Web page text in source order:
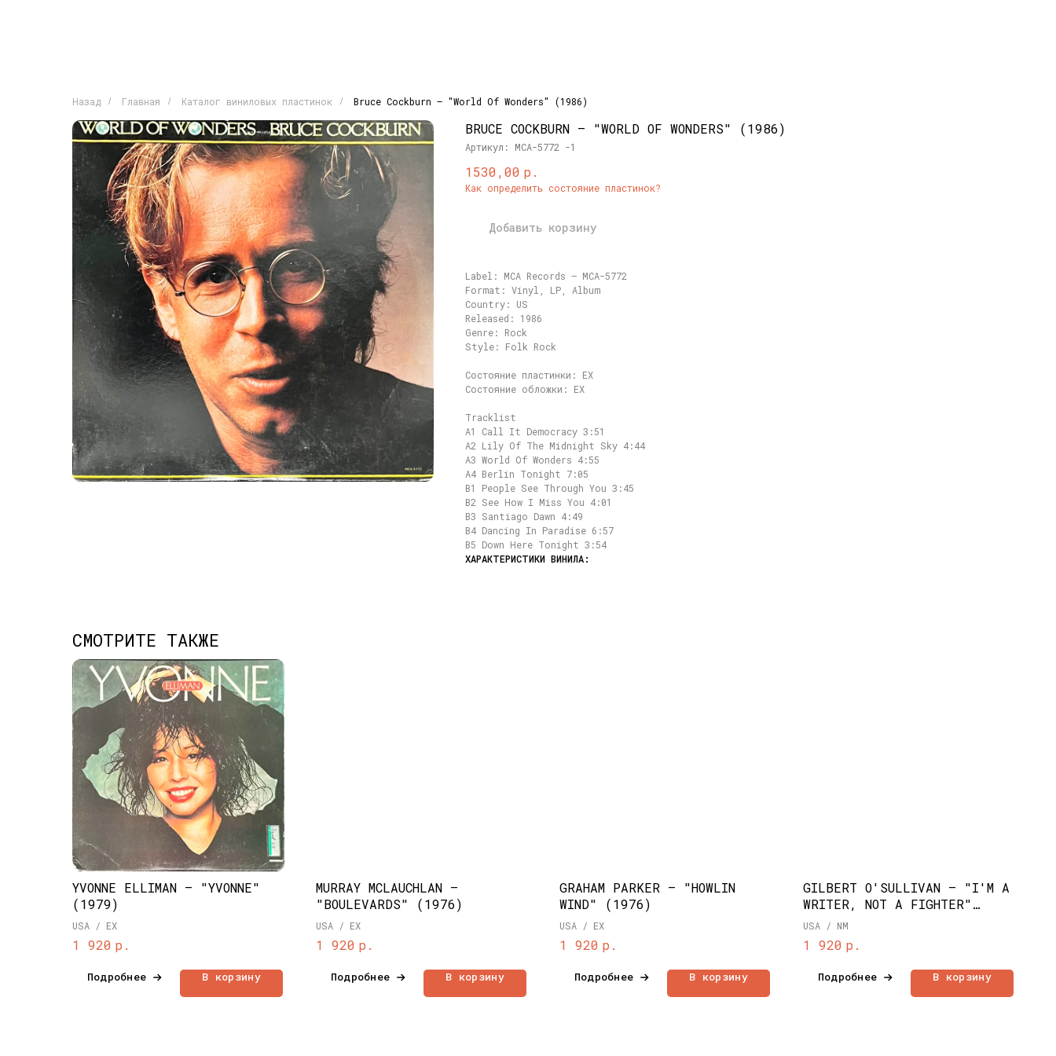
Назад / Главная / Каталог виниловых пластинок / Bruce Cockburn – "World Of Wonders" (1986)
BRUCE COCKBURN – "WORLD OF WONDERS" (1986)
Артикул: MCA-5772 -1
1530,00 р.
Как определить состояние пластинок?
Добавить корзину
Label: MCA Records – MCA-5772
Format: Vinyl, LP, Album
Country: US
Released: 1986
Genre: Rock
Style: Folk Rock
Состояние пластинки: EX
Состояние обложки: EX
Tracklist
A1 Call It Democracy 3:51
A2 Lily Of The Midnight Sky 4:44
A3 World Of Wonders 4:55
A4 Berlin Tonight 7:05
B1 People See Through You 3:45
B2 See How I Miss You 4:01
B3 Santiago Dawn 4:49
B4 Dancing In Paradise 6:57
B5 Down Here Tonight 3:54
СМОТРИТЕ ТАКЖЕ
YVONNE ELLIMAN – "YVONNE"
(1979)
USA / EX
1 920 р.
Подробнее В корзину
MURRAY MCLAUCHLAN –
"BOULEVARDS" (1976)
USA / EX
1 920 р.
Подробнее В корзину
GRAHAM PARKER – "HOWLIN
WIND" (1976)
USA / EX
1 920 р.
Подробнее В корзину
GILBERT O'SULLIVAN – "I'M A
WRITER, NOT A FIGHTER"
(1973)
USA / NM
1 920 р.
Подробнее В корзину